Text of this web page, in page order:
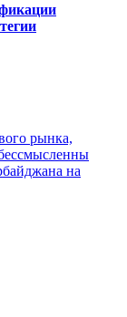
рынка,
на